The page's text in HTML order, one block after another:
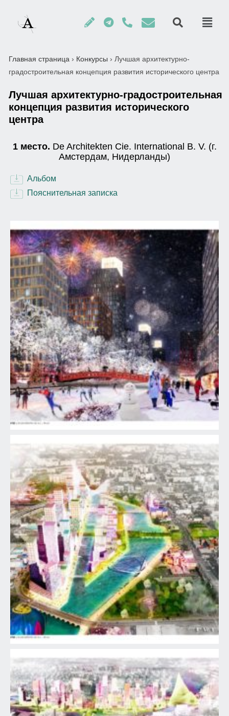
Главная страница › Конкурсы › Лучшая архитектурно-
градостроительная концепция развития исторического центра
Лучшая архитектурно-градостроительная
концепция развития исторического
центра
1 место. De Architekten Cie. International B. V. (г.
Амстердам, Нидерланды)
Альбом
Пояснительная записка